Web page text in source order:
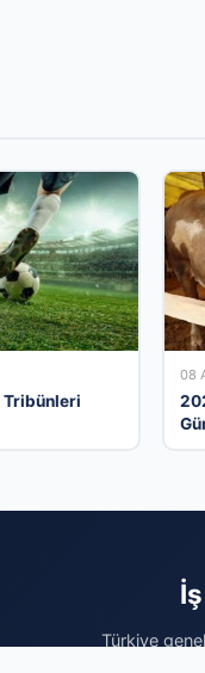
Tribünleri
08
Türkiye